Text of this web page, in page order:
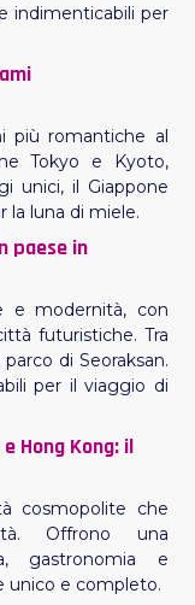
indimenticabili per
più romantiche al
Tokyo e Kyoto,
unici, il Giappone
la luna di miele.
paese in
e modernità, con
futuristiche. Tra
di Seoraksan.
per il viaggio di
Hong Kong: il
cosmopolite che
Offrono una
gastronomia e
unico e completo.